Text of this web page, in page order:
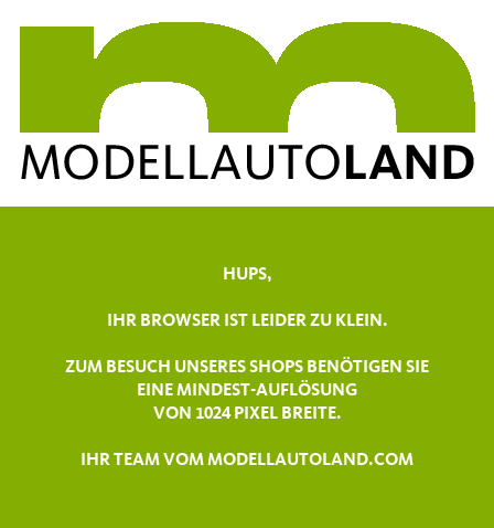
HUPS,
IHR BROWSER IST LEIDER ZU KLEIN.
ZUM BESUCH UNSERES SHOPS BENÖTIGEN SIE
EINE MINDEST-AUFLÖSUNG
VON 1024 PIXEL BREITE.
IHR TEAM VOM MODELLAUTOLAND.COM